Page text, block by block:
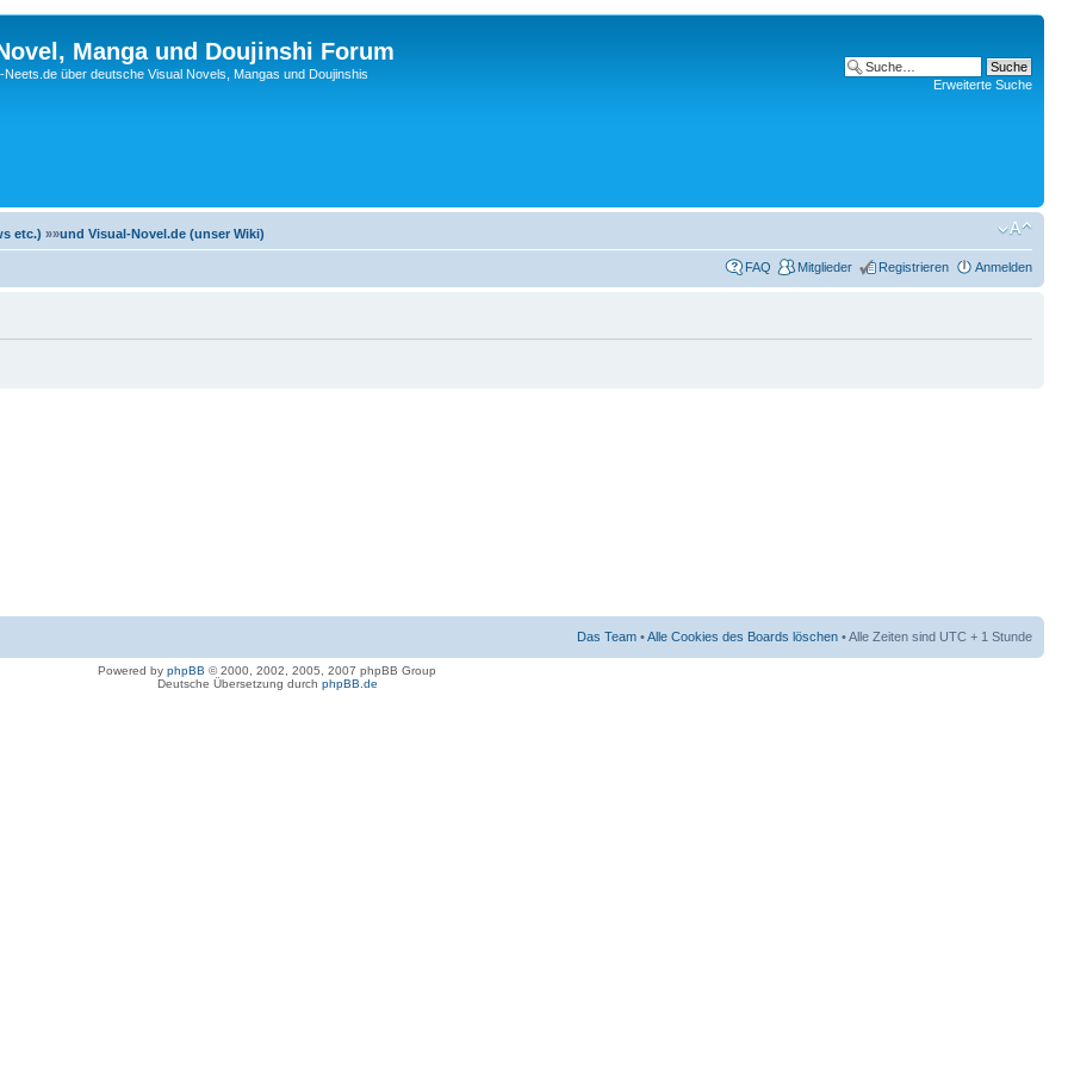
Manga und Doujinshi Forum
über deutsche Visual Novels, Mangas und Doujinshis
Erweiterte Suche
etc.) »»und Visual-Novel.de (unser Wiki)
FAQ Mitglieder Registrieren Anmelden
Das Team •Alle Cookies des Boards löschen • Alle Zeiten sind UTC + 1 Stunde
Powered by phpBB © 2000, 2002, 2005, 2007 phpBB Group
Deutsche Übersetzung durch phpBB.de